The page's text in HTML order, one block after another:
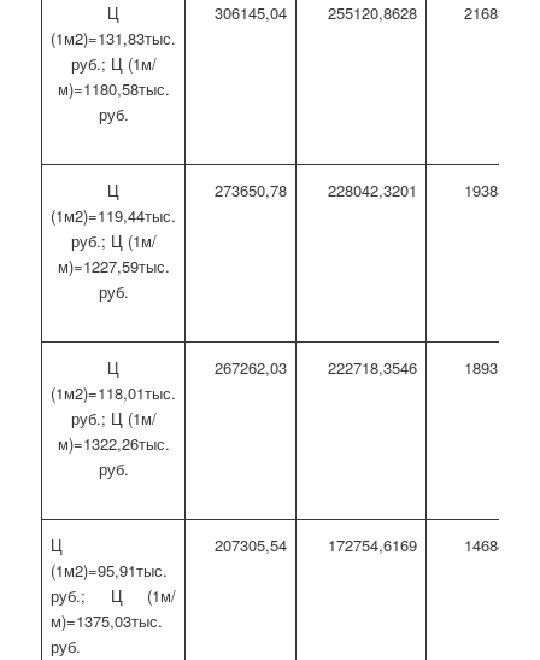
Ц
(1м2)=131,83тыс.
руб.; Ц (1м/
м)=1180,58тыс.
руб.
306145,04 255120,8628 216852,73
Ц
(1м2)=119,44тыс.
руб.; Ц (1м/
м)=1227,59тыс.
руб.
273650,78 228042,3201 193835,97
Ц
(1м2)=118,01тыс.
руб.; Ц (1м/
м)=1322,26тыс.
руб.
267262,03 222718,3546 189310,60
Ц
(1м2)=95,91тыс.
руб.; Ц (1м/
м)=1375,03тыс.
руб.
207305,54 172754,6169 146841,42